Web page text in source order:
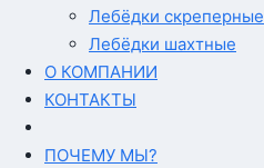
Лебёдки скреперные
Лебёдки шахтные
О КОМПАНИИ
КОНТАКТЫ
ПОЧЕМУ МЫ?